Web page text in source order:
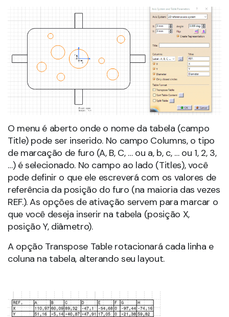
O menu é aberto onde o nome da tabela (campo
Title) pode ser inserido. No campo Columns, o tipo
de marcação de furo (A, B, C, … ou a, b, c, … ou 1, 2, 3,
…) é selecionado. No campo ao lado (Titles), você
pode definir o que ele escreverá com os valores de
referência da posição do furo (na maioria das vezes
REF.). As opções de ativação servem para marcar o
que você deseja inserir na tabela (posição X,
posição Y, diâmetro).
A opção Transpose Table rotacionará cada linha e
coluna na tabela, alterando seu layout.